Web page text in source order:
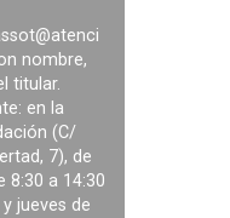
nombre,
titular.
en la
(C/
7), de
8:30 a 14:30
jueves de